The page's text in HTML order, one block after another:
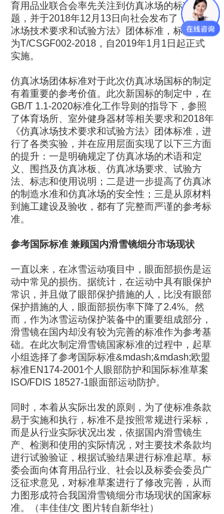
育用品业联合会率先关注到仿真冰场的标准问
题，并于2018年12月13日向社会发布了《仿真
冰场技术要求和试验方法》团体标准，标准编号
为T/CSGF002-2018，自2019年1月1日起正式
实施。
仿真冰场团体标准对于此次仿真冰场国标的制定
有着重要的参考价值。此次新国标的制定中，在
GB/T 1.1-2020标准化工作导则的指导下，参照
了体育场所、室外健身器材等相关要求和2018年
《仿真冰场技术要求和试验方法》团体标准，进
行了各类实验，并在应用层面实现了以下三方面
的提升：一是明确规定了仿真冰场的术语和定
义、围挡及仿真冰板、仿真冰场要求、试验方
法、标志和使用说明；二是进一步提高了仿真冰
的制造水准和仿真冰场的安全性；三是从原材料
到施工建设及验收，都有了完整而严谨的参考标
准。
参考国际标准 兼顾国内滑雪镜细分市场现状
一直以来，在冰雪运动项目中，眼面部损伤是运
动中常见的损伤。据统计，在运动中具有眼保护
常识，并且做了眼部保护措施的人，比没有眼部
保护措施的人，眼面部损伤率下降了2.4%。然
而，作为冰雪运动保护装备中的重要组成部分，
滑雪镜在国内却没有较为完善的标准作为参考基
础。在此次制定滑雪镜国家标准的过程中，起草
小组选择了参考国际标准&mdash;&mdash;欧盟
标准EN174-2001个人眼部防护和国际标准草案
ISO/FDIS 18527-1眼面部运动防护。
同时，本着从实际出发的原则，为了使标准条款
易于实施和执行，标准不是按照常规进行采标，
而是从行业实际状况出发，依据国内滑雪镜生
产、检测和使用的实际情况，对主要技术条款均
进行试验验证，根据试验结果进行标准起草。标
委会面向体育用品行业、社会以及标委会委员广
泛征求意见，对标准草案进行了修改完善，从而
力图形成符合我国滑雪镜细分市场现状的国家标
准。（丰佳佳/文 图片转自新华社）